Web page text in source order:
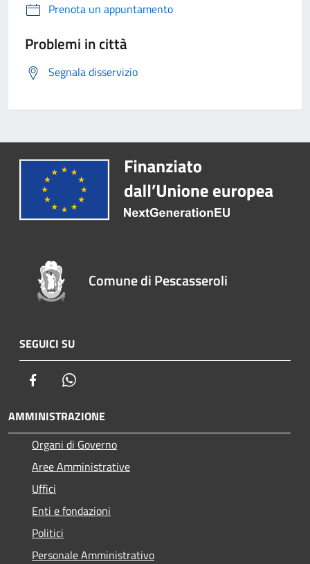
Prenota un appuntamento
Problemi in città
Segnala disservizio
Comune di Pescasseroli
SEGUICI SU
Facebook
AMMINISTRAZIONE
Organi di Governo
Aree Amministrative
Uffici
Enti e fondazioni
Politici
Personale Amministrativo